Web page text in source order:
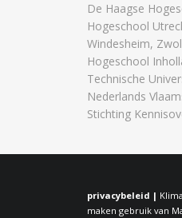
De Haagse
Hogeschool
Windesheim,
Hogeschool
Technische
Nederlands
Stichting
privacybeleid |
maken gebruik van